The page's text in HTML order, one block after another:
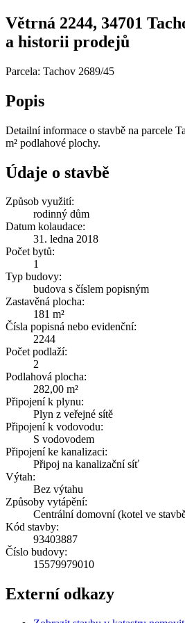
Větrná 2244, 34701
a historii prodejů
Parcela: Tachov 2689/45
Popis
Detailní informace o stavbě na parcele
m² podlahové plochy.
Údaje o stavbě
Způsob využití:
rodinný dům
Datum kolaudace:
31. ledna 2018
Počet bytů:
1
Typ budovy:
budova s číslem popisným
Zastavěná plocha:
181 m²
Čísla popisná nebo evidenční:
2244
Počet podlaží:
2
Podlahová plocha:
282,00 m²
Připojení k plynu:
Plyn z veřejné sítě
Připojení k vodovodu:
S vodovodem
Připojení ke kanalizaci:
Připoj na kanalizační síť
Výtah:
Bez výtahu
Způsoby vytápění:
Centrální domovní (kotel ve
Kód stavby:
93403887
Číslo budovy:
15579979010
Externí odkazy